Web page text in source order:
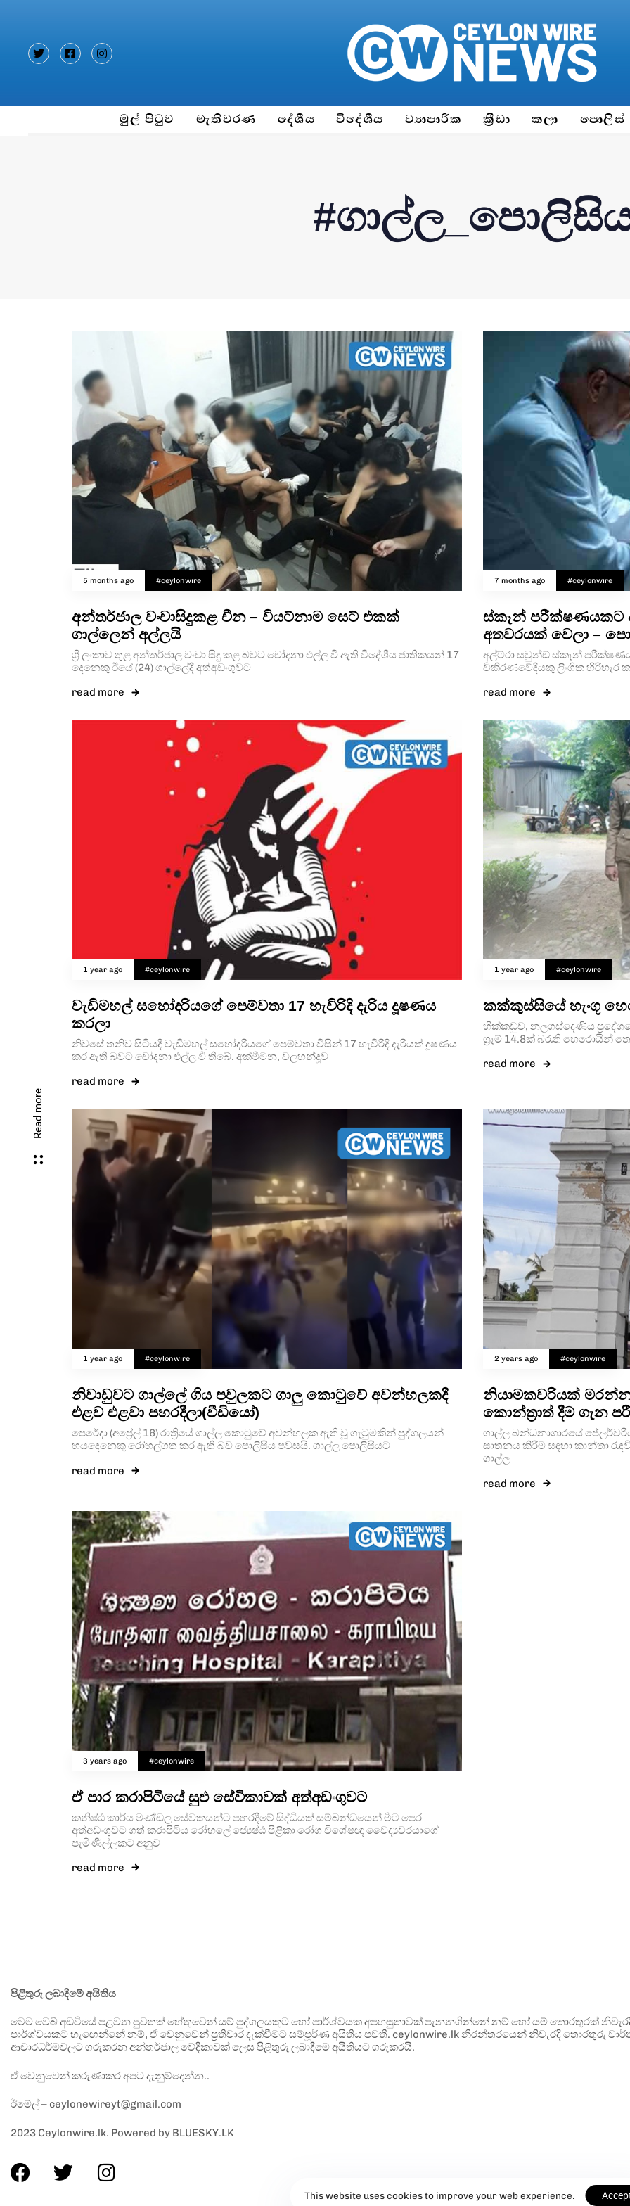
මුල් පිටුව මැතිවරණ දේශීය විදේශීය ව්‍යාපාරික ක්‍රීඩා කලා පොලිස්
Read more
5 months ago #ceylonwire
අන්තර්ජාල වංචාසිදුකළ චීන – වියට්නාම සෙට් එකක්
ගාල්ලෙන් අල්ලයි
ශ්‍රී ලංකාව තුළ අන්තර්ජාල වංචා සිදු කළ බවට චෝදනා එල්ල වී ඇති විදේශීය ජාතිකයන් 17
දෙනෙකු ඊයේ (24) ගාල්ලේදී අත්අඩංගුවට
read more
7 months ago #ceylonwire
ස්කෑන් පරීක්ෂණයකට
අතවරයක් වෙලා –
අල්ට්රා සවුන්ඩ් ස්කෑන්
විකිරණවේදියකු ලිංගික හිරිහැර
read more
1 year ago #ceylonwire
වැඩිමහල් සහෝදරියගේ පෙම්වතා 17 හැවිරිදි දැරිය දූෂණය
කරලා
නිවසේ තනිව සිටියදී වැඩිමහල් සහෝදරියගේ පෙම්වතා විසින් 17 හැවිරිදි දැරියක් දූෂණය
කර ඇති බවට චෝදනා එල්ල වී තිබේ. අක්මීමන, වලහන්දූව
read more
1 year ago #ceylonwire
කක්කුස්සියේ හැංගූ
හික්කඩුව, නලගස්දෙණිය
ග්‍රෑම් 14.8ක් බරැති
read more
1 year ago #ceylonwire
නිවාඩුවට ගාල්ලේ ගිය පවුලකට ගාලු කොටුවේ අවන්හලකදී
එළව එළවා පහරදීලා(වීඩියෝ)
පෙරේදා (අප්‍රේල් 16) රාත්‍රියේ ගාල්ල කොටුවේ අවන්හලක ඇති වූ ගැටුමකින් පුද්ගලයන්
හයදෙනෙකු රෝහල්ගත කර ඇති බව පොලිසිය පවසයි. ගාල්ල පොලිසියට
read more
2 years ago #ceylonwire
නියාමකවරියක් මරන්න
කොන්ත්‍රාත් දීම ගැන
ගාල්ල බන්ධනාගාරයේ
ඝාතනය කිරීම සඳහා කාන්තා
ගාල්ල
read more
3 years ago #ceylonwire
ඒ පාර කරාපිටියේ සුළු සේවිකාවක් අත්අඩංගුවට
කනිෂ්ඨ කාර්ය මණ්ඩල සේවකයන්ට පහරදීමේ සිද්ධියක් සම්බන්ධයෙන් මීට පෙර
අත්අඩංගුවට ගත් කරාපිටිය රෝහලේ ජ්‍යෙෂ්ඨ පිළිකා රෝග විශේෂඥ වෛද්‍යවරයාගේ
පැමිණිල්ලකට අනුව
read more
පිළිතුරු ලබාදීමේ අයිතිය
මෙම වෙබ් අඩවියේ පළවන පුවතක් හේතුවෙන් යම් පුද්ගලයකුට හෝ පාර්ශ්වයක අපහසුතාවක් පැනනගින්නේ නම් හෝ යම් තොරතුරක්
පාර්ශ්වයකට හැඟෙන්නේ නම්, ඒ වෙනුවෙන් ප්‍රතිචාර දැක්වීමට සම්පූර්ණ අයිතිය පවතී. ceylonwire.lk නිරන්තරයෙන් නිවැරදි තොරතුරු
ආචාරධර්මවලට ගරුකරන අන්තර්ජාල වේදිකාවක් ලෙස පිළිතුරු ලබාදීමේ අයිතියට ගරුකරයි.
ඒ වෙනුවෙන් කරුණාකර අපට දැනුම්දෙන්න..
ඊමේල් – ceylonewireyt@gmail.com
2023 Ceylonwire.lk. Powered by BLUESKY.LK
This website uses cookies to improve your web experience.